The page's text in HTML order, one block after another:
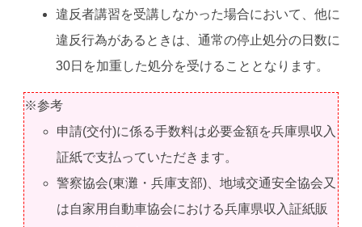
違反者講習を受講しなかった場合において、他に
違反行為があるときは、通常の停止処分の日数に
30日を加重した処分を受けることとなります。
※参考
申請(交付)に係る手数料は必要金額を兵庫県収入
証紙で支払っていただきます。
警察協会(東灘・兵庫支部)、地域交通安全協会又
は自家用自動車協会における兵庫県収入証紙販